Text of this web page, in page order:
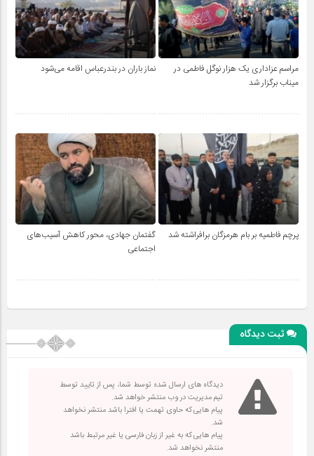
مراسم عزاداری یک هزار نوگل فاطمی در
میناب برگزار شد
نماز باران در بندرعباس اقامه می‌شود
پرچم فاطمیه بر بام هرمزگان برافراشته شد
گفتمان جهادی، محور کاهش آسیب‌های
اجتماعی
ثبت دیدگاه
دیدگاه های ارسال شده توسط شما، پس از تایید توسط
تیم مدیریت در وب منتشر خواهد شد.
پیام هایی که حاوی تهمت یا افترا باشد منتشر نخواهد
شد.
پیام هایی که به غیر از زبان فارسی یا غیر مرتبط باشد
منتشر نخواهد شد.